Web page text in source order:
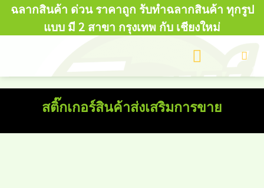
Skipฉลากสินค้า ด่วน ราคาถูก รับทำฉลากสินค้า ทุกรูป
แบบ มี 2 สาขา กรุงเทพ กับ เชียงใหม่
สติ๊กเกอร์สินค้าส่งเสริมการขาย